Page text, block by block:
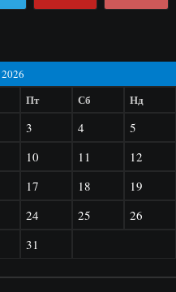
Пт Сб Нд
3 4
5
10 11
12
17 18
19
24 25
26
31